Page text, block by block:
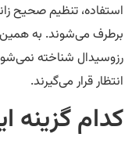
تنظیم صحیح
می‌شوند. به همین
شناخته نمی‌شوند و
قرار می‌گیرند.
گزینه